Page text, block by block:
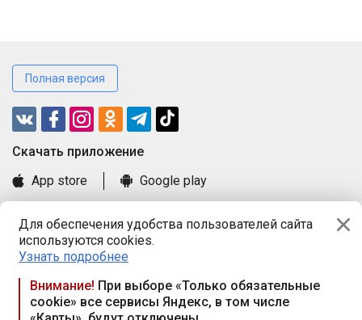
Для обеспечения удобства пользователей сайта
используются cookies.
Узнать подробнее
Внимание! При выборе «Только обязательные
cookie» все сервисы Яндекс, в том числе
Полная версия
Cкачать приложение
App store
Google play
Книга замечаний и предложений
Правила и документы
Praca.by © 2000—2026, ООО «ПРАЦА БАЙ»
Республика Беларусь, 220114, г. Минск, пр-т Независимости
117а, пом. № 9.